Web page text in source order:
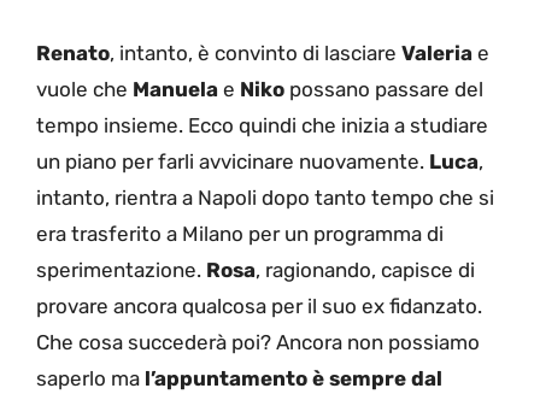
Renato, intanto, è convinto di lasciare Valeria e
vuole che Manuela e Niko possano passare del
tempo insieme. Ecco quindi che inizia a studiare
un piano per farli avvicinare nuovamente. Luca,
intanto, rientra a Napoli dopo tanto tempo che si
era trasferito a Milano per un programma di
sperimentazione. Rosa, ragionando, capisce di
provare ancora qualcosa per il suo ex fidanzato.
Che cosa succederà poi? Ancora non possiamo
saperlo ma l’appuntamento è sempre dal